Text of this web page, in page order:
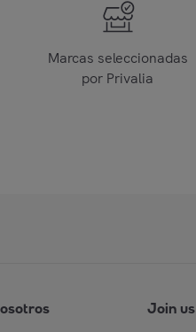
Marcas seleccionadas
por Privalia
Join us